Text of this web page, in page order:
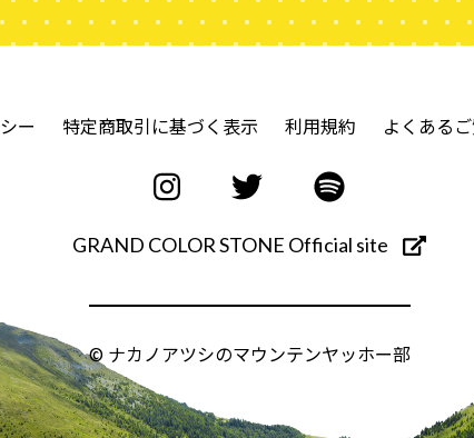
ー 特定商取引に基づく表示 利用規約 よくある
GRAND COLOR STONE Official site
© ナカノアツシのマウンテンヤッホー部